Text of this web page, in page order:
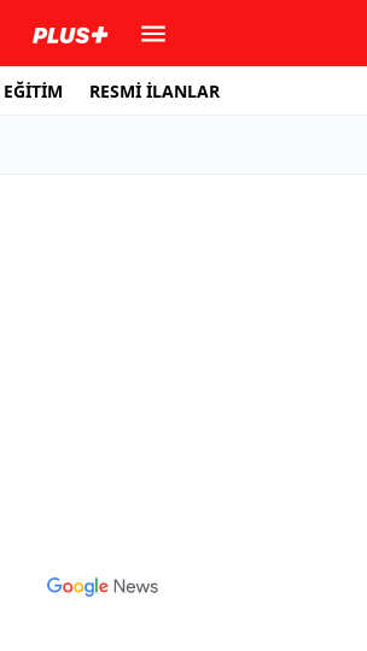
EĞİTİM RESMİ İLANLAR